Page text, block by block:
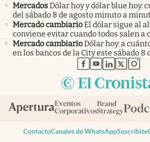
MercadosDólar hoy y dólar blue hoy:
del sábado 8 de agosto minuto a
Mercado cambiarioEl dólar sigue al
conviene evitar cuando todos salen a
Mercado cambiarioDólar hoy: a
en los bancos de la City este sábado 8
abre en nueva
abre en nueva
abre en
abre
ContactoCanales de WhatsAppSuscribite